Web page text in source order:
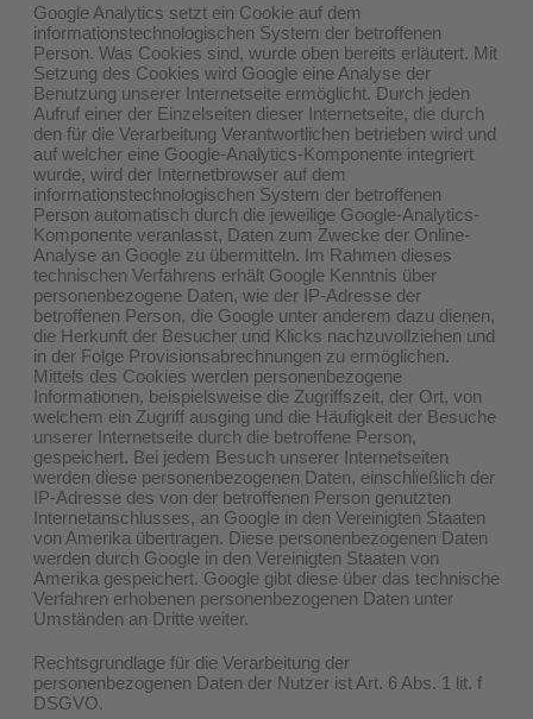
Google Analytics setzt ein Cookie auf dem
informationstechnologischen System der betroffenen
Person. Was Cookies sind, wurde oben bereits erläutert. Mit
Setzung des Cookies wird Google eine Analyse der
Benutzung unserer Internetseite ermöglicht. Durch jeden
Aufruf einer der Einzelseiten dieser Internetseite, die durch
den für die Verarbeitung Verantwortlichen betrieben wird und
auf welcher eine Google-Analytics-Komponente integriert
wurde, wird der Internetbrowser auf dem
informationstechnologischen System der betroffenen
Person automatisch durch die jeweilige Google-Analytics-
Komponente veranlasst, Daten zum Zwecke der Online-
Analyse an Google zu übermitteln. Im Rahmen dieses
technischen Verfahrens erhält Google Kenntnis über
personenbezogene Daten, wie der IP-Adresse der
betroffenen Person, die Google unter anderem dazu dienen,
die Herkunft der Besucher und Klicks nachzuvollziehen und
in der Folge Provisionsabrechnungen zu ermöglichen.
Mittels des Cookies werden personenbezogene
Informationen, beispielsweise die Zugriffszeit, der Ort, von
welchem ein Zugriff ausging und die Häufigkeit der Besuche
unserer Internetseite durch die betroffene Person,
gespeichert. Bei jedem Besuch unserer Internetseiten
werden diese personenbezogenen Daten, einschließlich der
IP-Adresse des von der betroffenen Person genutzten
Internetanschlusses, an Google in den Vereinigten Staaten
von Amerika übertragen. Diese personenbezogenen Daten
werden durch Google in den Vereinigten Staaten von
Amerika gespeichert. Google gibt diese über das technische
Verfahren erhobenen personenbezogenen Daten unter
Umständen an Dritte weiter.
Rechtsgrundlage für die Verarbeitung der
personenbezogenen Daten der Nutzer ist Art. 6 Abs. 1 lit. f
DSGVO.